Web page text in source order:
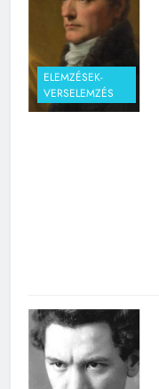
ELEMZÉSEK-
VERSELEMZÉS